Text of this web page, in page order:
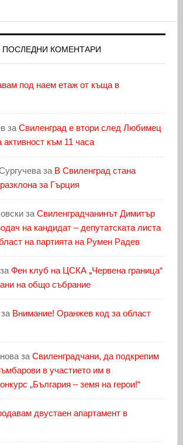
ПОСЛЕДНИ КОМЕНТАРИ
под наем етаж от къща в
за Свиленград е втори след Любимец
активност към 11 часа
за В Свиленград стана
за Гърция
за Свиленградчанинът Димитър
на кандидат – депутатската листа
на партията на Румен Радев
за Фен клуб на ЦСКА „Червена граница“
на общо събрание
Внимание! Оранжев код за област
за Свиленградчани, да подкрепим
в участието им в
„България – земя на герои!“
двустаен апартамент в